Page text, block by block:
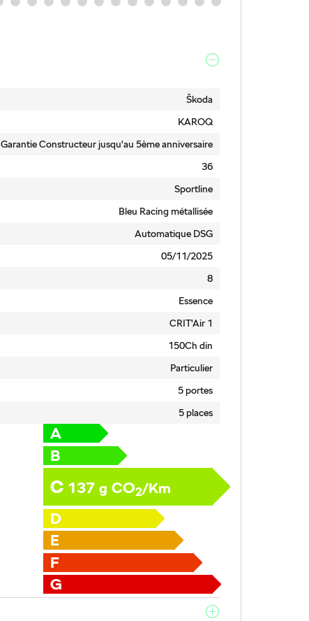
Škoda
KAROQ
Garantie Constructeur jusqu'au 5ème anniversaire
36
Sportline
Bleu Racing métallisée
Automatique DSG
05/11/2025
8
Essence
CRIT'Air 1
150Ch din
Particulier
5 portes
5 places
A
B
C137 g CO2/Km
D
E
F
G